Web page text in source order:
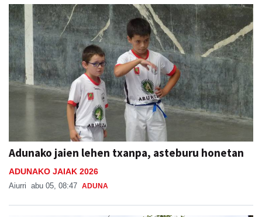
Adunako jaien lehen txanpa, asteburu honetan
ADUNAKO JAIAK 2026
Aiurri abu 05, 08:47 ADUNA